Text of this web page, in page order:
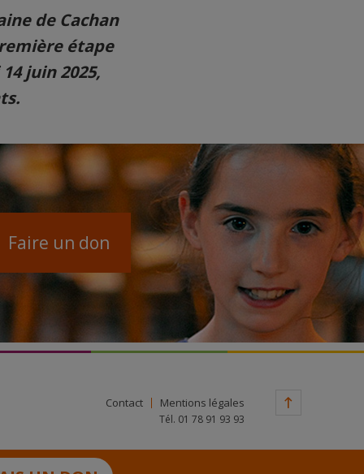
de Cachan
étape
juin 2025,
Faire un don
Contact Mentions légales
Tél. 01 78 91 93 93